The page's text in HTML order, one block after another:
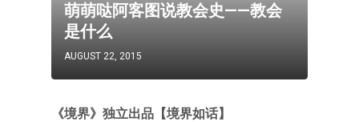
萌萌哒阿客图说教会史——教会
是什么
AUGUST 22, 2015
《境界》独立出品【境界如话】